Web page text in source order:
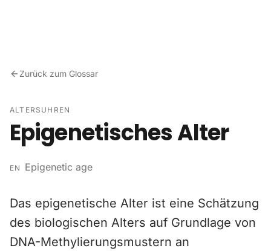
Zurück zum Glossar
ALTERSUHREN
Epigenetisches Alter
EN Epigenetic age
Das epigenetische Alter ist eine Schätzung
des biologischen Alters auf Grundlage von
DNA-Methylierungsmustern an